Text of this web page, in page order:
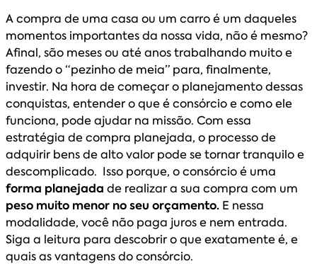
A compra de uma casa ou um carro é um daqueles
momentos importantes da nossa vida, não é mesmo?
Afinal, são meses ou até anos trabalhando muito e
fazendo o “pezinho de meia” para, finalmente,
investir. Na hora de começar o planejamento dessas
conquistas, entender o que é consórcio e como ele
funciona, pode ajudar na missão. Com essa
estratégia de compra planejada, o processo de
adquirir bens de alto valor pode se tornar tranquilo e
descomplicado. Isso porque, o consórcio é uma
forma planejada de realizar a sua compra com um
peso muito menor no seu orçamento. E nessa
modalidade, você não paga juros e nem entrada.
Siga a leitura para descobrir o que exatamente é, e
quais as vantagens do consórcio.